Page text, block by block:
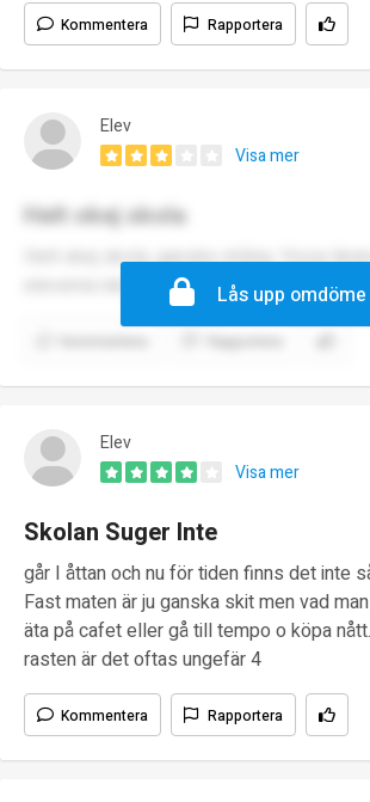
Kommentera Rapportera
Elev
Visa mer
Helt okej skola
Helt okej skola, ganska stökig. Vissa
eleverna när eleverna mår dåligt och
Lås upp omdöme
Elev
Visa mer
Skolan Suger Inte
går I åttan och nu för tiden finns det inte
Fast maten är ju ganska skit men vad
äta på cafet eller gå till tempo o köpa
rasten är det oftas ungefär 4
Kommentera Rapportera